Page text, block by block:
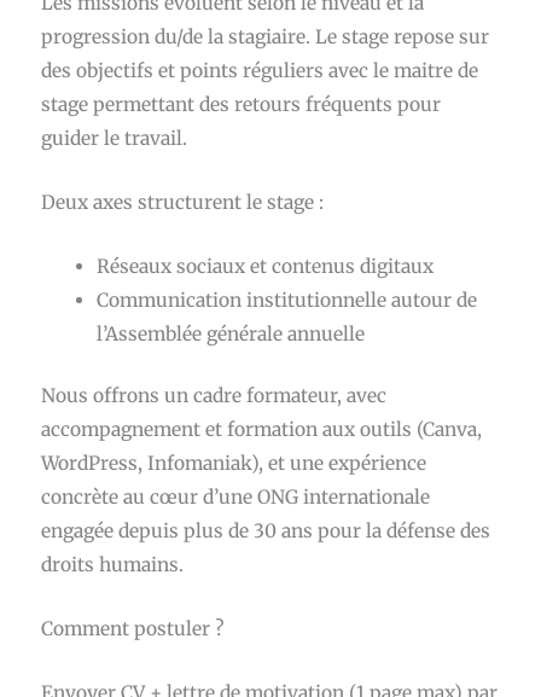
progression du/de la stagiaire. Le stage repose sur
des objectifs et points réguliers avec le maitre de
stage permettant des retours fréquents pour
guider le travail.
Deux axes structurent le stage :
Réseaux sociaux et contenus digitaux
Communication institutionnelle autour de
l’Assemblée générale annuelle
Nous offrons un cadre formateur, avec
accompagnement et formation aux outils (Canva,
WordPress, Infomaniak), et une expérience
concrète au cœur d’une ONG internationale
engagée depuis plus de 30 ans pour la défense des
droits humains.
Comment postuler ?